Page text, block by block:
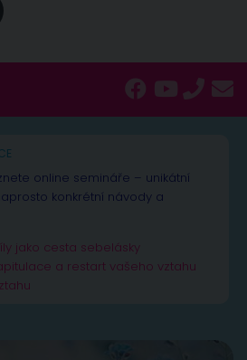
online semináře – unikátní
konkrétní návody a
jako cesta sebelásky
a restart vašeho vztahu